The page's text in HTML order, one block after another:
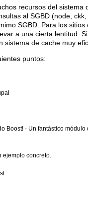
recursos del sistema
al SGBD (node,
SGBD. Para los
a una cierta lentitud.
sistema de cache muy
puntos:
Boost! - Un fantástico
ejemplo concreto.